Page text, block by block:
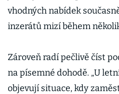
vhodných nabídek
inzerátů mizí během
Zároveň radí pečlivě číst
na písemné dohodě. „U
objevují situace, kdy